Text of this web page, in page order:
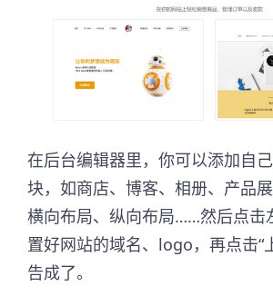
在后台编辑器里，你可以添加自
块，如商店、博客、相册、产品展
横向布局、纵向布局……然后点击
置好网站的域名、logo，再点击“
告成了。